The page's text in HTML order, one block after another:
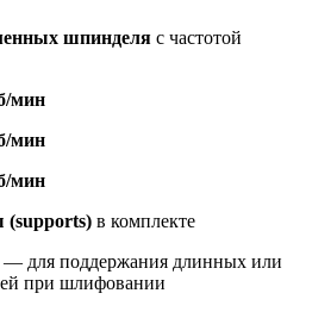
шпинделя с частотой
мин
мин
мин
(supports) в комплекте
— для поддержания длинных или
при шлифовании